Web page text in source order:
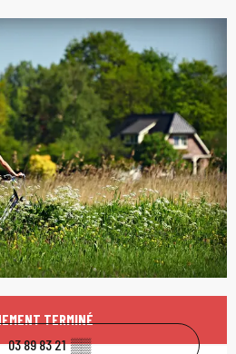
et
TERMINÉ
03 89 83 21▒▒